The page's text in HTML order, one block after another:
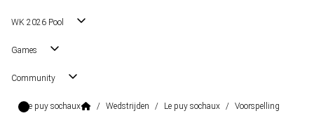
WK 2026 Pool
Games
Community
Le puy sochaux / Wedstrijden / Le puy sochaux / Voorspelling